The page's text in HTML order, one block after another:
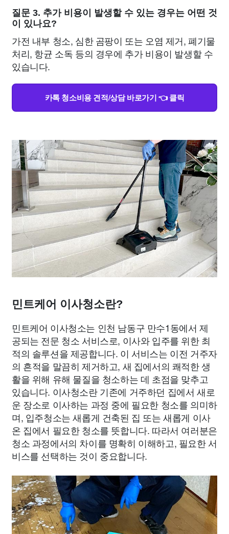
질문 3. 추가 비용이 발생할 수 있는 경우는 어떤 것
이 있나요?
가전 내부 청소, 심한 곰팡이 또는 오염 제거, 폐기물
처리, 항균 소독 등의 경우에 추가 비용이 발생할 수
있습니다.
카톡 청소비용 견적/상담 바로가기 👈 클릭
민트케어 이사청소란?
민트케어 이사청소는 인천 남동구 만수1동에서 제
공되는 전문 청소 서비스로, 이사와 입주를 위한 최
적의 솔루션을 제공합니다. 이 서비스는 이전 거주자
의 흔적을 말끔히 제거하고, 새 집에서의 쾌적한 생
활을 위해 유해 물질을 청소하는 데 초점을 맞추고
있습니다. 이사청소란 기존에 거주하던 집에서 새로
운 장소로 이사하는 과정 중에 필요한 청소를 의미하
며, 입주청소는 새롭게 건축된 집 또는 새롭게 이사
온 집에서 필요한 청소를 뜻합니다. 따라서 여러분은
청소 과정에서의 차이를 명확히 이해하고, 필요한 서
비스를 선택하는 것이 중요합니다.